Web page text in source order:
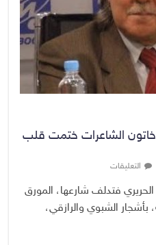
خاتون الشاعرات ختمت قلب
التعليقات
فتدلف شارعها، المورق
الشبوي والرازقي،